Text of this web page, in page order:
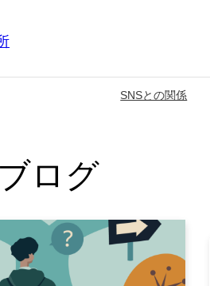
SNSとの関係
ブログ